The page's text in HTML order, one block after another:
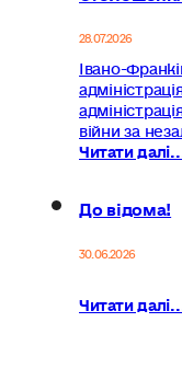
28.07.2026
Івано-
війни за
Читати
До відома!
30.06.2026
Читати далі...